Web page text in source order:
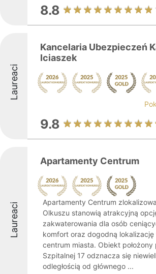
8.8
Laureaci
Kancelaria Ubezpieczeń
Iciaszek
9.8
Laureaci
Apartamenty Centrum
Apartamenty Centrum
Olkuszu stanowią atrakcyjną
zakwaterowania dla osób
komfort oraz dogodną lokalizację
centrum miasta. Obiekt położony
Szpitalnej 17 odznacza się
odległością od głównego ...